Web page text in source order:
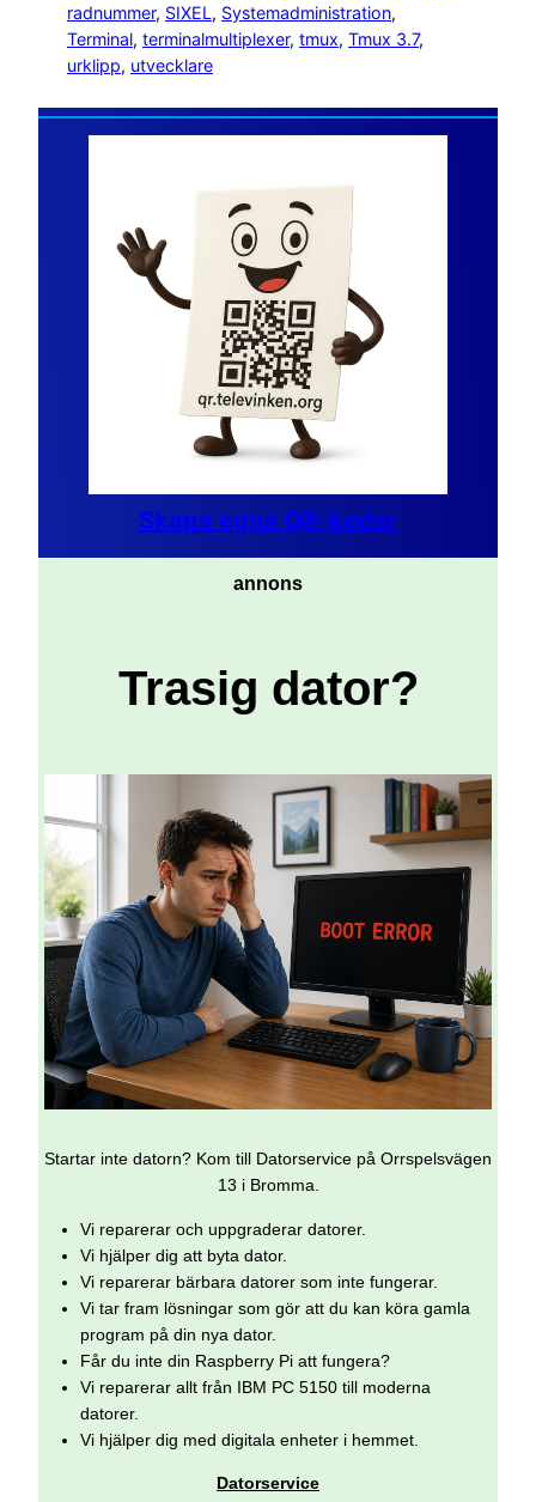
radnummer, SIXEL, Systemadministration
Terminal, terminalmultiplexer, tmux, Tmux 3.7
urklipp, utvecklare
Skapa egna QR-koder
annons
Trasig dator?
Startar inte datorn? Kom till Datorservice på Orrspelsvägen
13 i Bromma.
Vi reparerar och uppgraderar datorer.
Vi hjälper dig att byta dator.
Vi reparerar bärbara datorer som inte fungerar.
Vi tar fram lösningar som gör att du kan köra gamla
program på din nya dator.
Får du inte din Raspberry Pi att fungera?
Vi reparerar allt från IBM PC 5150 till moderna
datorer.
Vi hjälper dig med digitala enheter i hemmet.
Datorservice